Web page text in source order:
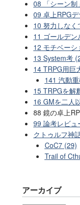
08 「シーン
09 卓上RPG
10 努力しな
11 ゴールデ
12 モチベーシ
13 System考
14 TRPG用巨
141 汽動
15 TRPGを解
16 GMを二人
88 鏡の卓上
99 論考レビュ
クトゥルフ神
CoC7 (29)
Trail of
アーカイブ